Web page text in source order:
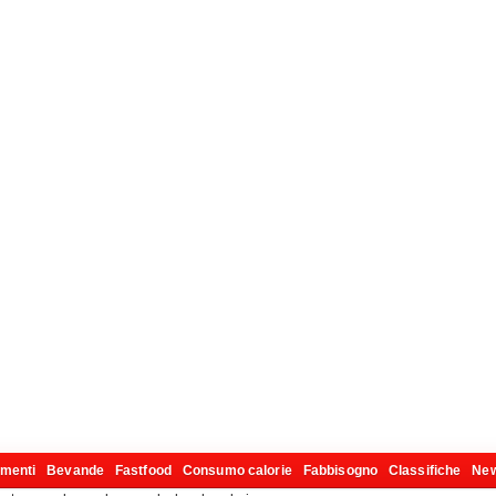
Bevande Fastfood Consumo calorie Fabbisogno Classifiche